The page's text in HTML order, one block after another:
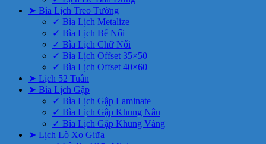
➤ Bìa Lịch Treo Tường
✓ Bìa Lịch Metalize
✓ Bìa Lịch Bế Nổi
✓ Bìa Lịch Chữ Nổi
✓ Bìa Lịch Offset 35×50
✓ Bìa Lịch Offset 40×60
➤ Lịch 52 Tuần
➤ Bìa Lịch Gập
✓ Bìa Lịch Gập Laminate
✓ Bìa Lịch Gập Khung Nâu
✓ Bìa Lịch Gập Khung Vàng
➤ Lịch Lò Xo Giữa